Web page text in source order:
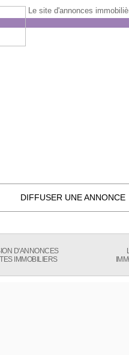
Le site d'annonces
DIFFUSER UNE ANNONCE
D'ANNONCES
IMMOBILIERS